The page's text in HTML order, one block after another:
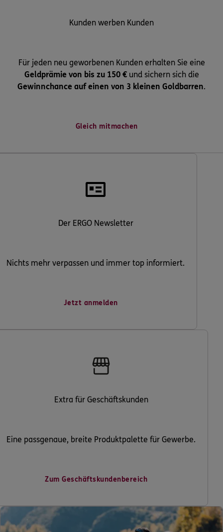
Kunden werben Kunden
Für jeden neu geworbenen Kunden erhalten Sie eine
Geldprämie von bis zu 150 € und sichern sich die
Gewinnchance auf einen von 3 kleinen Goldbarren.
Gleich mitmachen
Der ERGO Newsletter
Nichts mehr verpassen und immer top informiert.
Jetzt anmelden
Extra für Geschäftskunden
Eine passgenaue, breite Produktpalette für Gewerbe.
Zum Geschäftskundenbereich